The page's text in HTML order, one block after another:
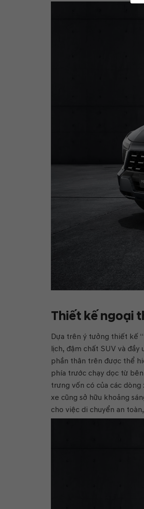
Thiết kế ngoại
Dựa trên ý tưởng thiết kế
lịch, đậm chất SUV và
phần thân trên được thể
phía trước chạy dọc từ
trưng vốn có của các
xe cũng sở hữu khoảng
cho việc di chuyển an